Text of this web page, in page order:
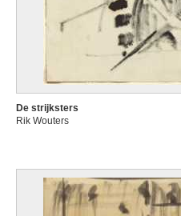
De strijksters
Rik Wouters